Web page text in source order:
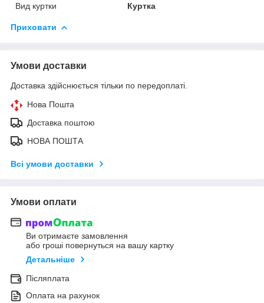
Вид куртки
Куртка
Приховати
Умови доставки
Доставка здійснюється тільки по передоплаті.
Нова Пошта
Доставка поштою
НОВА ПОШТА
Всі умови доставки
Умови оплати
Ви отримаєте замовлення
або гроші повернуться на вашу картку
Детальніше
Післяплата
Оплата на рахунок